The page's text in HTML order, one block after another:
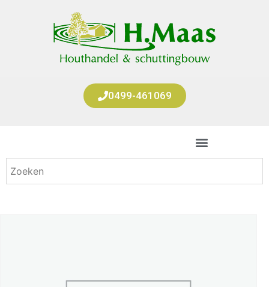
0499-461069